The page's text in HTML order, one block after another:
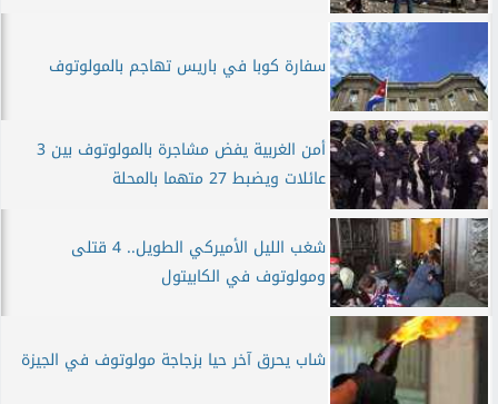
سفارة كوبا في باريس تهاجم بالمولوتوف
أمن الغربية يفض مشاجرة بالمولوتوف بين 3
عائلات ويضبط 27 متهما بالمحلة
شغب الليل الأميركي الطويل.. 4 قتلى
ومولوتوف في الكابيتول
شاب يحرق آخر حيا بزجاجة مولوتوف في الجيزة